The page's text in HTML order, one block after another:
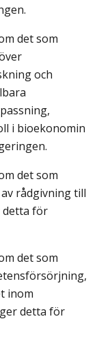
det som
och
i bioekonomin
det som
rådgivning till
detta för
det som
inom
detta för